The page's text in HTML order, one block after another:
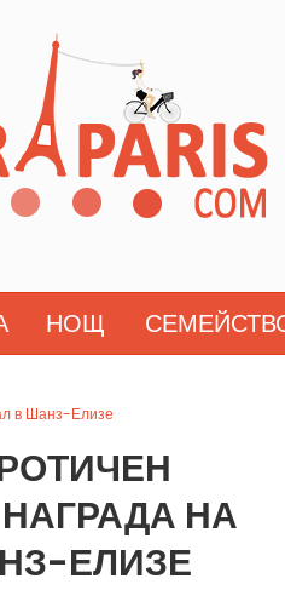
НОЩ
в Шанз-Елизе
НА
ЕЛИЗЕ